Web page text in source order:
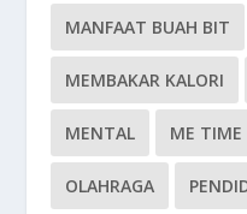
MANFAAT BUAH BIT
MEMBAKAR KALORI
MENTAL ME TIME
OLAHRAGA